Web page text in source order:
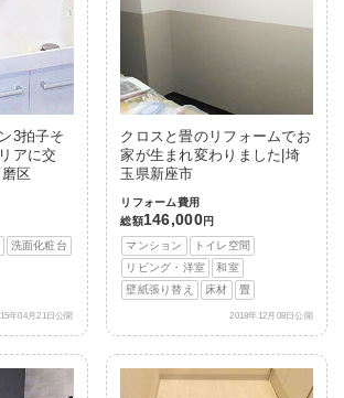
3拍子そ
アに交
区
洗面化粧台
年04月21日公開
クロスと畳のリフォームでお
家が生まれ変わりました|埼
玉県新座市
リフォーム費用
総額146,000円
マンション
トイレ空間
リビング・洋室
和室
壁紙張り替え
床材 畳
2018年12月08日公開